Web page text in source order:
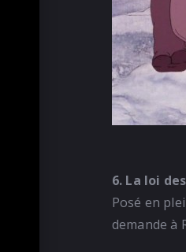
6. La loi
Posé en
demande à